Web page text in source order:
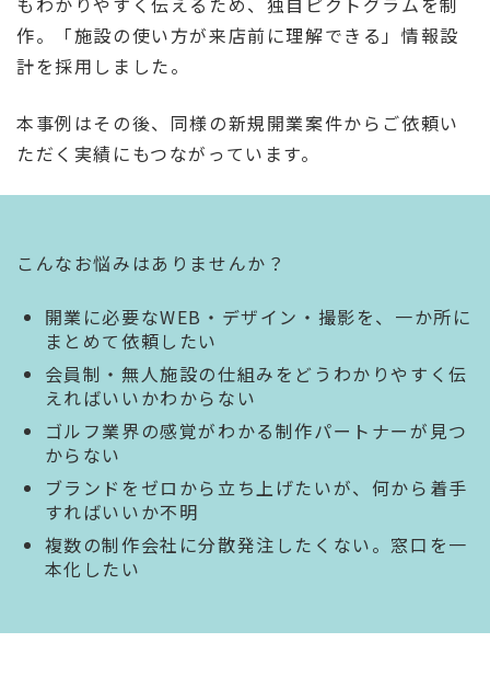
作。「施設の使い方が来店前に理解できる」情報設
計を採用しました。
本事例はその後、同様の新規開業案件からご依頼い
ただく実績にもつながっています。
こんなお悩みはありませんか？
開業に必要なWEB・デザイン・撮影を、一か所に
まとめて依頼したい
会員制・無人施設の仕組みをどうわかりやすく伝
えればいいかわからない
ゴルフ業界の感覚がわかる制作パートナーが見つ
からない
ブランドをゼロから立ち上げたいが、何から着手
すればいいか不明
複数の制作会社に分散発注したくない。窓口を一
本化したい